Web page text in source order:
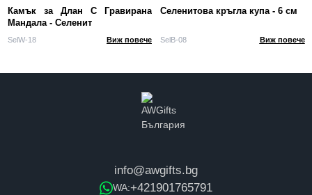
Камък за Длан С Гравирана
Мандала - Селенит
SelW-18 Виж повече
Селенитова кръгла купа - 6 см
SelB-08 Виж повече
info@awgifts.bg
WA:+421901765791